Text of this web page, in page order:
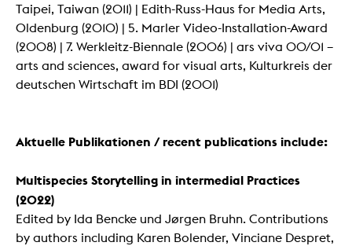
Taipei, Taiwan (2011) | Edith-Russ-Haus for Media Arts,
Oldenburg (2010) | 5. Marler Video-Installation-Award
(2008) | 7. Werkleitz-Biennale (2006) | ars viva 00/01 –
arts and sciences, award for visual arts, Kulturkreis der
deutschen Wirtschaft im BDI (2001)
Aktuelle Publikationen / recent publications include:
Multispecies Storytelling in intermedial Practices
(2022)
Edited by Ida Bencke und Jørgen Bruhn. Contributions
by authors including Karen Bolender, Vinciane Despret,